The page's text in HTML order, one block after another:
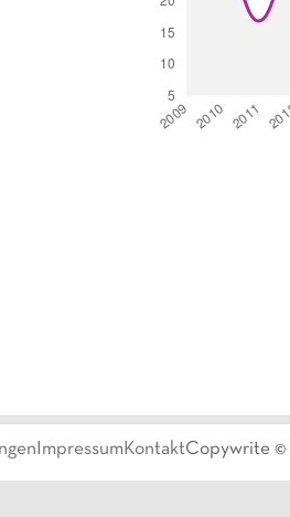
ImpressumKontaktCopywrite ©